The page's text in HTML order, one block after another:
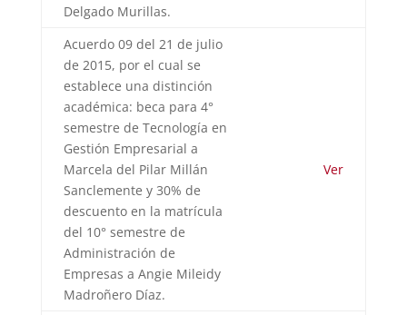
Delgado Murillas.
Acuerdo 09 del 21 de julio
de 2015, por el cual se
establece una distinción
académica: beca para 4°
semestre de Tecnología en
Gestión Empresarial a
Marcela del Pilar Millán
Sanclemente y 30% de
descuento en la matrícula
del 10° semestre de
Administración de
Empresas a Angie Mileidy
Madroñero Díaz.
Ver